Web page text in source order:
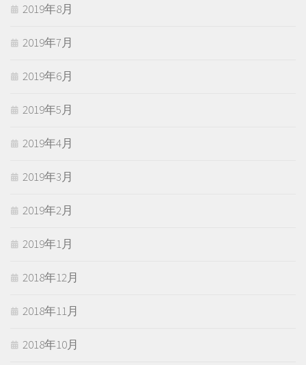
2019年8月
2019年7月
2019年6月
2019年5月
2019年4月
2019年3月
2019年2月
2019年1月
2018年12月
2018年11月
2018年10月